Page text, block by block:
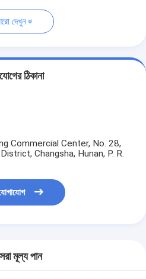
দেখুন
ঠিকানা
Commercial Center, No. 28,
Changsha, Hunan, P. R.
মূল্য পান